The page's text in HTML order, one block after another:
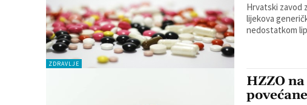
ZDRAVLJE
Hrvatski zavod
lijekova
nedostatkom
HZZO